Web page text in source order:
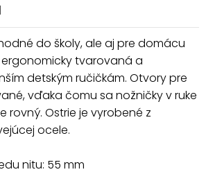
do školy, ale aj pre domácu
tvarovaná a
detským ručičkám. Otvory pre
vďaka čomu sa nožničky v ruke
rovný. Ostrie je vyrobené z
ocele.
nitu: 55 mm